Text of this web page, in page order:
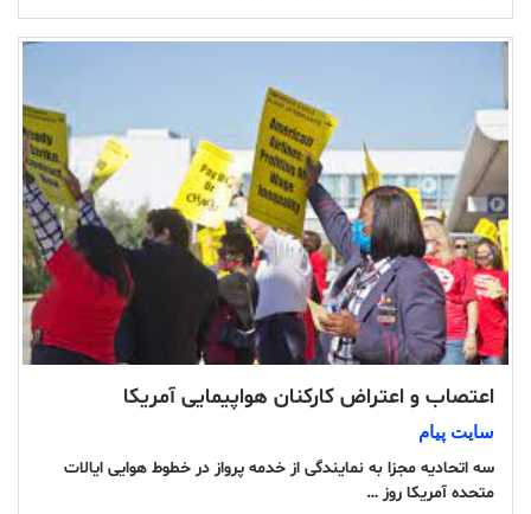
اعتصاب و اعتراض کارکنان هواپیمایی آمریکا
سایت پیام
سه اتحادیه مجزا به نمایندگی از خدمه پرواز در خطوط هوایی ایالات
متحده آمریکا روز …